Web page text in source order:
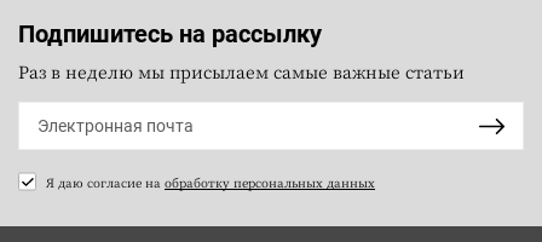
Подпишитесь на рассылку
Раз в неделю мы присылаем самые важные статьи
Я даю согласие на обработку персональных данных